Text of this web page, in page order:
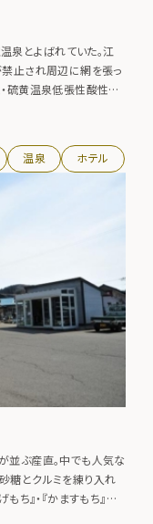
泉とよばれていた。江
止され周辺に網を張っ
硫黄温泉低張性酸性高
温泉 ホテル
並ぶ産直。中でも人気な
糖とクルミを練り入れ
ち』・『かますもち』な